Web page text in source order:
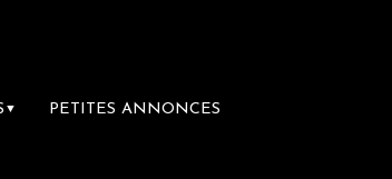
▼ PETITES ANNONCES